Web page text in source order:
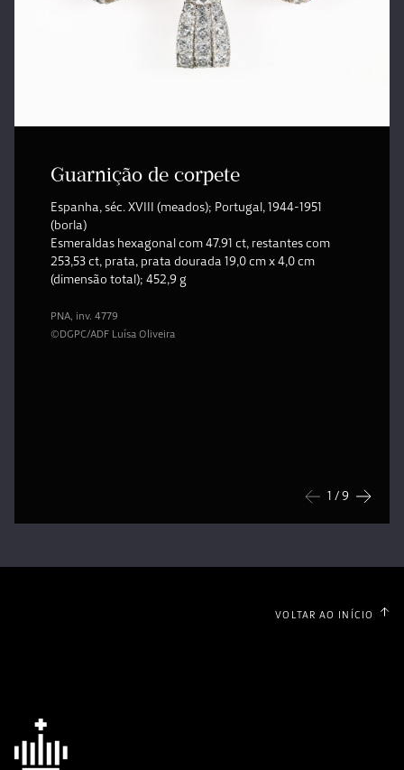
Guarnição de corpete
Espanha, séc. XVIII (meados); Portugal, 1944-1951
(borla)
Esmeraldas hexagonal com 47.91 ct, restantes com
253,53 ct, prata, prata dourada 19,0 cm x 4,0 cm
(dimensão total); 452,9 g
PNA, inv. 4779
©DGPC/ADF Luísa Oliveira
Anterior
1 / 9
VOLTAR AO INÍCIO